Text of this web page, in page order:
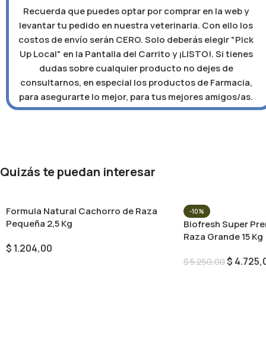
Recuerda que puedes optar por comprar en la web y
levantar tu pedido en nuestra veterinaria. Con ello los
costos de envío serán CERO. Solo deberás elegir "Pick
Up Local" en la Pantalla del Carrito y ¡LISTO!. Si tienes
dudas sobre cualquier producto no dejes de
consultarnos, en especial los productos de Farmacia,
para asegurarte lo mejor, para tus mejores amigos/as.
Quizás te puedan interesar
Formula Natural Cachorro de Raza
Pequeña 2,5 Kg
$ 1.204,00
-10%
Biofresh Super
Raza Grande 15 Kg
$5.250,00$